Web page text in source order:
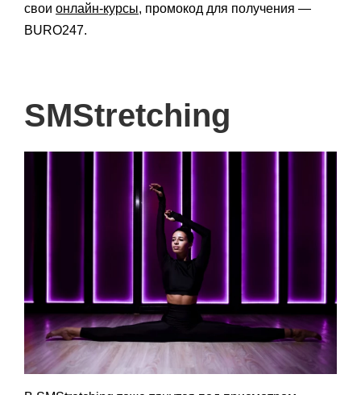
свои онлайн-курсы, промокод для получения —
BURO247.
SMStretching